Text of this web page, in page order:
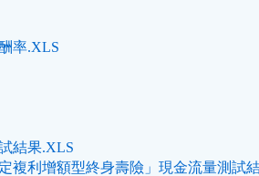
率.XLS
結果.XLS
複利增額型終身壽險」現金流量測試